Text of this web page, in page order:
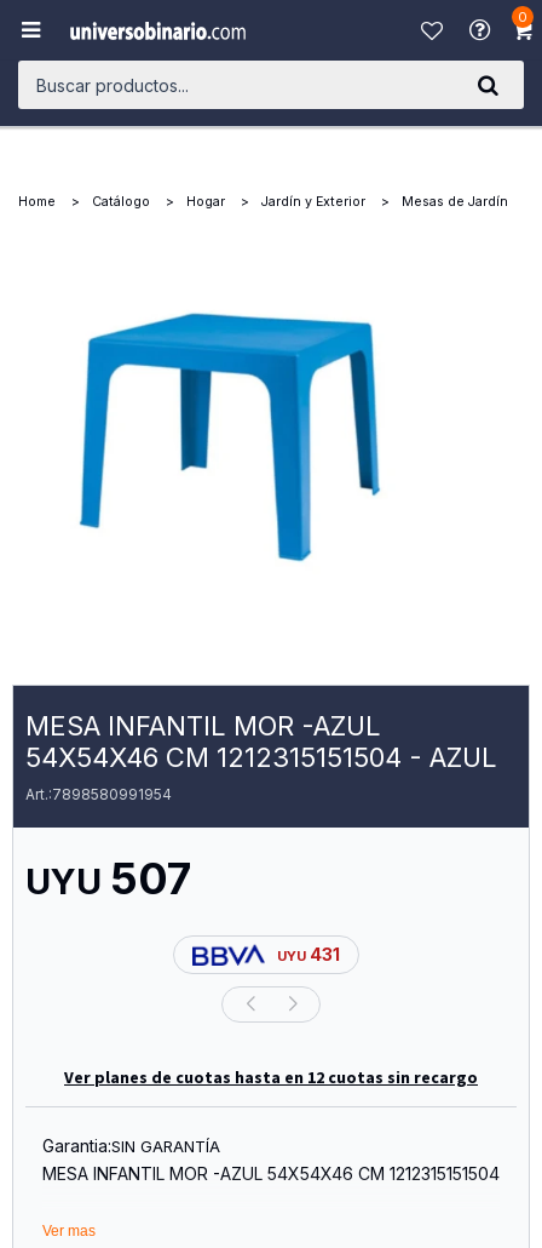
0

Home Catálogo Hogar Jardín y Exterior Mesas de Jardín
MESA INFANTIL MOR -AZUL
54X54X46 CM 1212315151504 - AZUL
7898580991954
UYU 507
UYU 431
Ver planes de cuotas hasta en 12 cuotas sin recargo
Garantia:SIN GARANTÍA
MESA INFANTIL MOR -AZUL 54X54X46 CM 1212315151504
Ver mas